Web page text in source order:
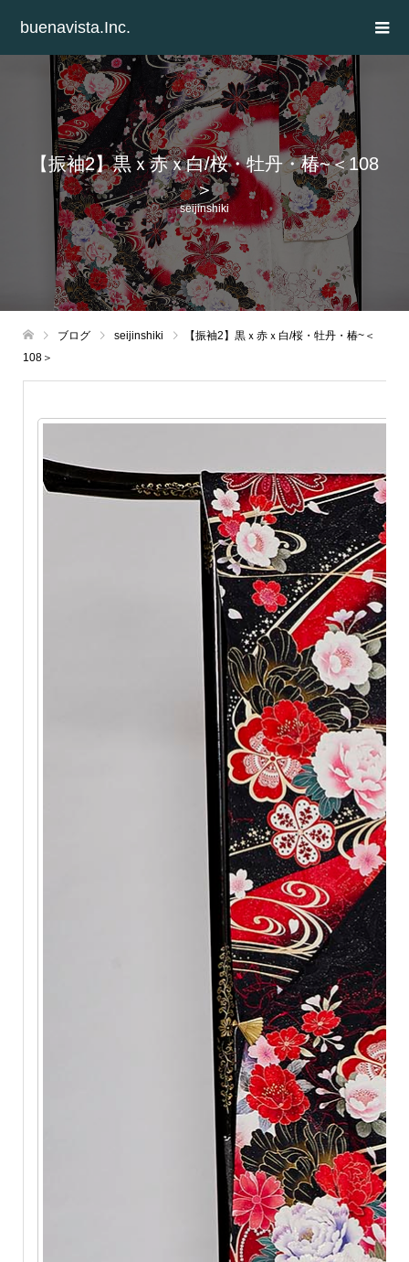
buenavista.Inc.
【振袖2】黒ｘ赤ｘ白/桜・牡丹・椿~＜108
＞
seijinshiki
ブログ seijinshiki
【振袖2】黒ｘ赤ｘ白/桜・牡丹・椿~＜
108＞